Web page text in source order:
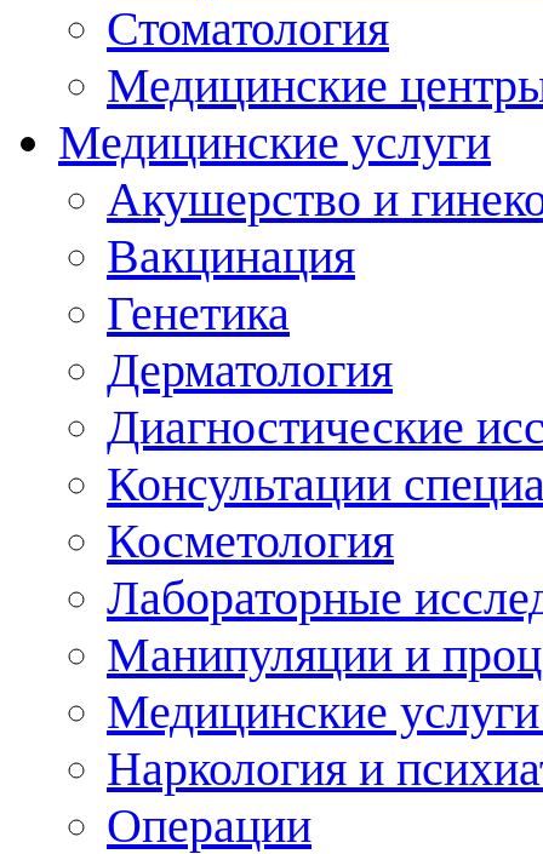
Стоматология
Медицинские
Медицинские услуги
Акушерство и
Вакцинация
Генетика
Дерматология
Диагностические
Консультации
Косметология
Лабораторные
Манипуляции и
Медицинские
Наркология и
Операции